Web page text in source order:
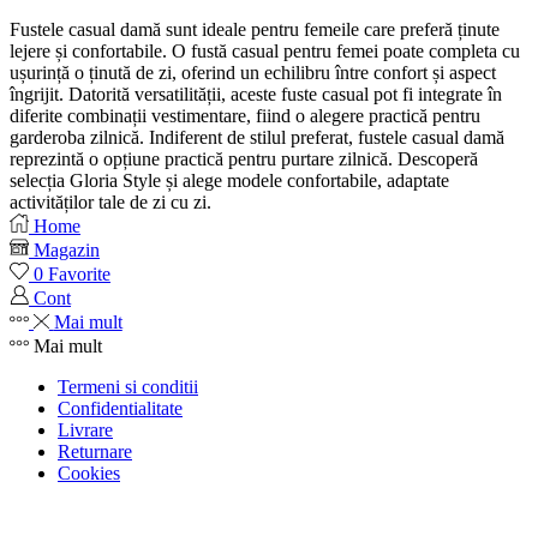
Fustele casual damă sunt ideale pentru femeile care preferă ținute
lejere și confortabile. O fustă casual pentru femei poate completa cu
ușurință o ținută de zi, oferind un echilibru între confort și aspect
îngrijit. Datorită versatilității, aceste fuste casual pot fi integrate în
diferite combinații vestimentare, fiind o alegere practică pentru
garderoba zilnică. Indiferent de stilul preferat, fustele casual damă
reprezintă o opțiune practică pentru purtare zilnică. Descoperă
selecția Gloria Style și alege modele confortabile, adaptate
activităților tale de zi cu zi.
Home
Magazin
0 Favorite
Cont
Mai mult
Mai mult
Termeni si conditii
Confidentialitate
Livrare
Returnare
Cookies